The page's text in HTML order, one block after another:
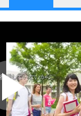
他人と比べない。
いっそのこと、他
いらいらしない人になる
プラス思考
ポジティブになれ
ポジティブ思考になる30